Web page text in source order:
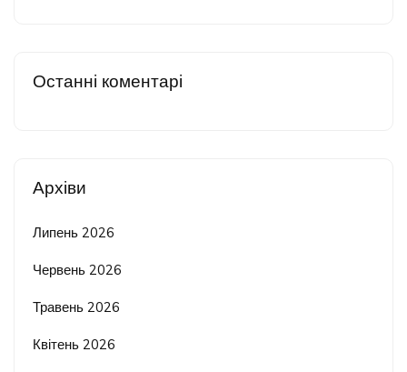
Останні коментарі
Архіви
Липень 2026
Червень 2026
Травень 2026
Квітень 2026